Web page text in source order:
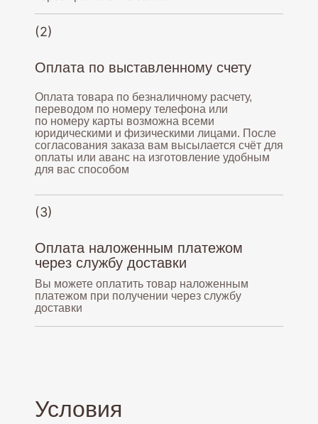
Условия
Вы можете оплатить товар наложенным
платежом при получении через службу
доставки
Оплата товара по безналичному расчету,
переводом по номеру телефона или
по номеру карты возможна всеми
юридическими и физическими лицами. После
согласования заказа вам высылается счёт для
оплаты или аванс на изготовление удобным
для вас способом
Оплата наложенным платежом
через службу доставки
Оплата по выставленному счету
(3)
(2)